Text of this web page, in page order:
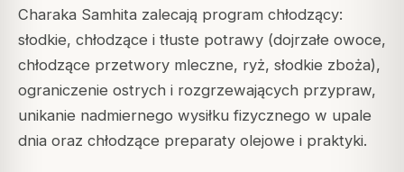
Charaka Samhita zalecają program chłodzący:
słodkie, chłodzące i tłuste potrawy (dojrzałe owoce,
chłodzące przetwory mleczne, ryż, słodkie zboża),
ograniczenie ostrych i rozgrzewających przypraw,
unikanie nadmiernego wysiłku fizycznego w upale
dnia oraz chłodzące preparaty olejowe i praktyki.